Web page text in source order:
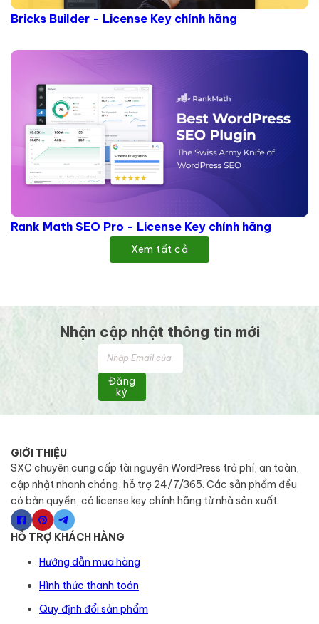
Bricks Builder - License Key chính hãng
Rank Math SEO Pro - License Key chính hãng
Xem tất cả
Nhận cập nhật thông tin mới
Đăng
ký
GIỚI THIỆU
SXC chuyên cung cấp tài nguyên WordPress trả phí, an toàn,
cập nhật nhanh chóng, hỗ trợ 24/7/365. Các sản phẩm đều
có bản quyền, có license key chính hãng từ nhà sản xuất.
HỖ TRỢ KHÁCH HÀNG
Hướng dẫn mua hàng
Hình thức thanh toán
Quy định đổi sản phẩm